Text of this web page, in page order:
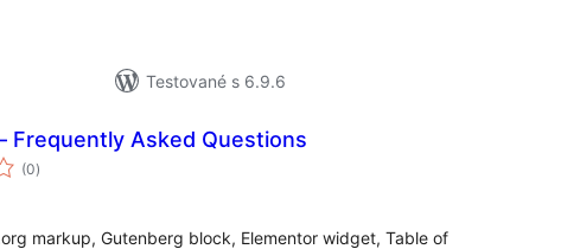
Testované s 6.9.6
Frequently Asked Questions
(0celkové
hodnotenie
)
markup, Gutenberg block, Elementor widget, Table of